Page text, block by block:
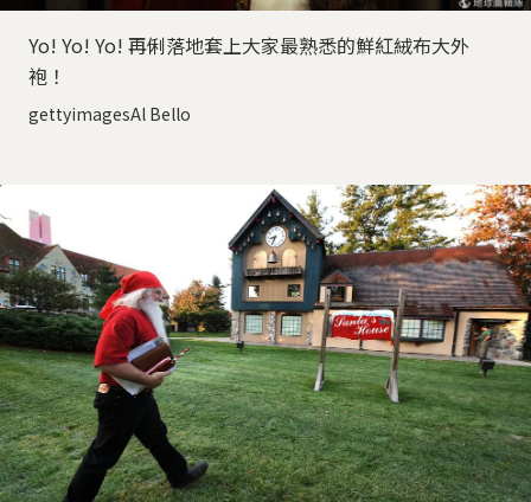
Yo! Yo! Yo! 再俐落地套上大家最熟悉的鮮紅絨布大外
袍！
gettyimagesAl Bello